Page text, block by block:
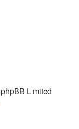
Limited